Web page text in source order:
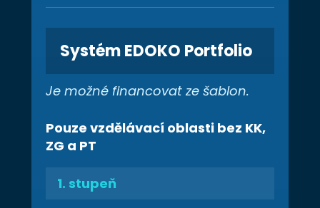
Systém EDOKO Portfolio
Je možné financovat ze šablon.
Pouze vzdělávací oblasti bez KK,
ZG a PT
1. stupeň